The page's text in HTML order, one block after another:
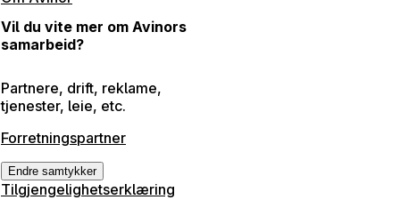
Vil du vite mer om Avinors
samarbeid?
Partnere, drift, reklame,
tjenester, leie, etc.
Forretningspartner
Endre samtykker
Tilgjengelighetserklæring